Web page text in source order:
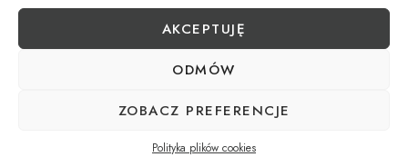
AKCEPTUJĘ
ODMÓW
ZOBACZ PREFERENCJE
Polityka plików cookies
UDOSTĘPNIJ NEKROLOG
POBIERZ POWIADOMIENIE SMS